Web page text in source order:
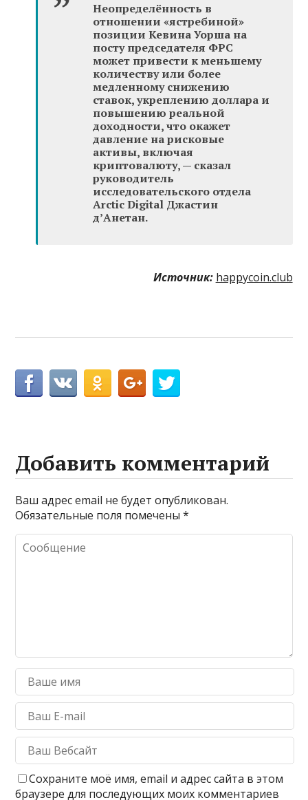
Неопределённость в
отношении «ястребиной»
позиции Кевина Уорша на
посту председателя ФРС
может привести к меньшему
количеству или более
медленному снижению
ставок, укреплению доллара и
повышению реальной
доходности, что окажет
давление на рисковые
активы, включая
криптовалюту, — сказал
руководитель
исследовательского отдела
Arctic Digital Джастин
д’Анетан.
Источник: happycoin.club
Добавить комментарий
Ваш адрес email не будет опубликован.
Обязательные поля помечены*
Сохраните моё имя, email и адрес сайта в этом
браузере для последующих моих комментариев